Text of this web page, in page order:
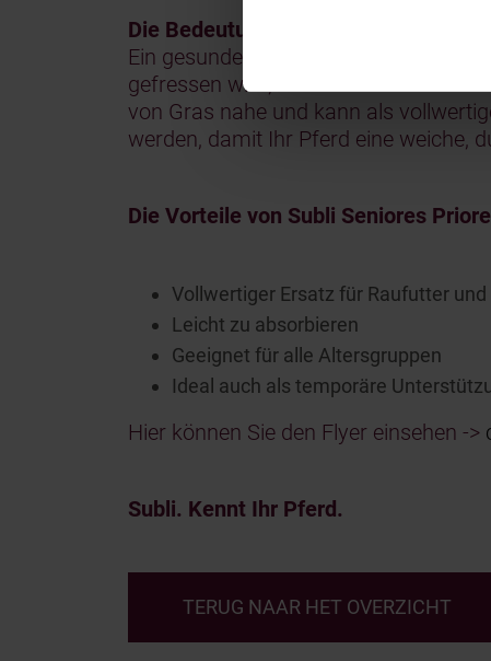
Die Bedeutung von Raufutter
Ein gesunder Pferdekörper
gefressen wird, hat das direkte
von Gras nahe und kann als
werden, damit Ihr Pferd eine weiche,
Die Vorteile von Subli Seniores
Vollwertiger Ersatz für Raufutter
Leicht zu absorbieren
Geeignet für alle Altersgruppen
Ideal auch als temporäre
Hier können Sie den Flyer einsehen ->
Subli. Kennt Ihr Pferd.
TERUG NAAR HET OVERZICHT